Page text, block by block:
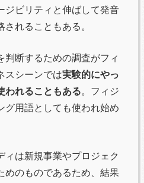
ジビリティと伸ばして発音
されることもある。
判断するための調査がフィ
スシーンでは実験的にやっ
われることもある。フィジ
グ用語としても使われ始め
ィは新規事業やプロジェク
めのものであるため、結果